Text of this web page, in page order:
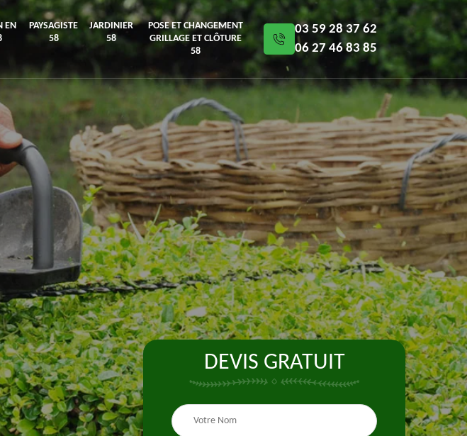
EN
PAYSAGISTE
58
JARDINIER
58
POSE ET CHANGEMENT
GRILLAGE ET CLÔTURE
58
03 59 28 37 62
06 27 46 83 85
DEVIS GRATUIT